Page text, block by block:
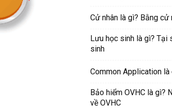
Cử nhân là gì? Bằng cử
Lưu học sinh là gì? Tại
sinh
Common Application là
Bảo hiểm OVHC là gì?
về OVHC